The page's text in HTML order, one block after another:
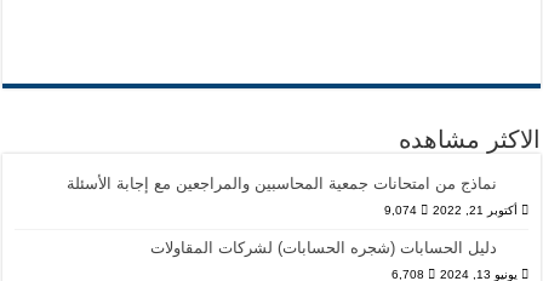
الاكثر مشاهده
نماذج من امتحانات جمعية المحاسبين والمراجعين مع إجابة الأسئلة
أكتوبر 21, 2022 9,074
دليل الحسابات (شجره الحسابات) لشركات المقاولات
يونيو 13, 2024 6,708